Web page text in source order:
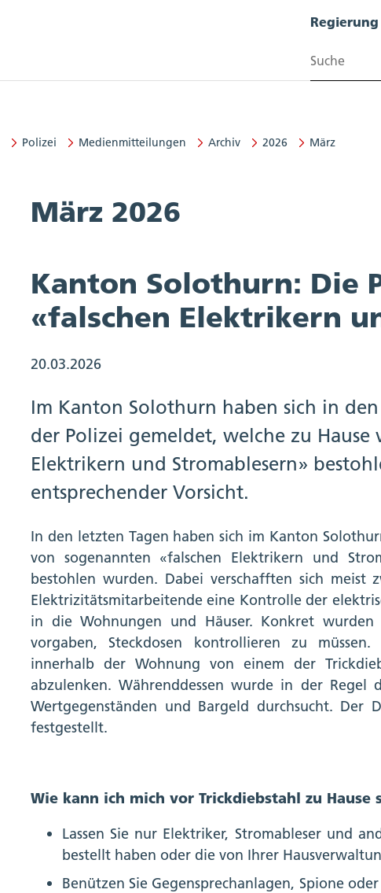
Regierung
Suchen
Polizei Medienmitteilungen Archiv 2026 März
März 2026
Kanton Solothurn: Die
«falschen Elektrikern
20.03.2026
Im Kanton Solothurn haben sich in
der Polizei gemeldet, welche zu Hause
Elektrikern und Stromablesern»
entsprechender Vorsicht.
In den letzten Tagen haben sich im Kanton
von sogenannten «falschen Elektrikern und
bestohlen wurden. Dabei verschafften sich
Elektrizitätsmitarbeitende eine Kontrolle der
in die Wohnungen und Häuser. Konkret
vorgaben, Steckdosen kontrollieren zu
innerhalb der Wohnung von einem der
abzulenken. Währenddessen wurde in der
Wertgegenständen und Bargeld durchsucht.
festgestellt.
Wie kann ich mich vor Trickdiebstahl zu Hause
Lassen Sie nur Elektriker, Stromableser und
bestellt haben oder die von Ihrer
Benützen Sie Gegensprechanlagen, Spione